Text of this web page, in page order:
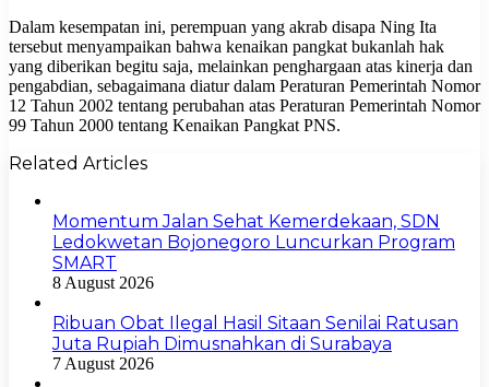
Dalam kesempatan ini, perempuan yang akrab disapa Ning Ita
tersebut menyampaikan bahwa kenaikan pangkat bukanlah hak
yang diberikan begitu saja, melainkan penghargaan atas kinerja dan
pengabdian, sebagaimana diatur dalam Peraturan Pemerintah Nomor
12 Tahun 2002 tentang perubahan atas Peraturan Pemerintah Nomor
99 Tahun 2000 tentang Kenaikan Pangkat PNS.
Related Articles
Momentum Jalan Sehat Kemerdekaan, SDN
Ledokwetan Bojonegoro Luncurkan Program
SMART
8 August 2026
Ribuan Obat Ilegal Hasil Sitaan Senilai Ratusan
Juta Rupiah Dimusnahkan di Surabaya
7 August 2026